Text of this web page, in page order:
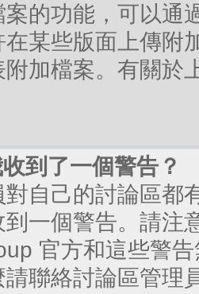
案的功能，可以
某些版面上傳附
附加檔案。有關於
到了一個警告？
自己的討論區都
一個警告。請注
官方和這些警
聯絡討論區管理